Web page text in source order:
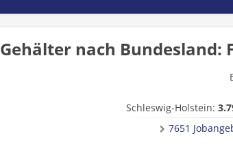
Gehälter nach
Schleswig-Holstein:
7651